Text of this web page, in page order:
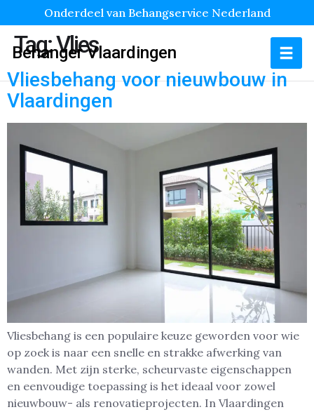
Onderdeel van Behangservice Nederland
Behanger Vlaardingen
Tag:Vlies
Vliesbehang voor nieuwbouw in
Vlaardingen
Vliesbehang is een populaire keuze geworden voor wie
op zoek is naar een snelle en strakke afwerking van
wanden. Met zijn sterke, scheurvaste eigenschappen
en eenvoudige toepassing is het ideaal voor zowel
nieuwbouw- als renovatieprojecten. In Vlaardingen